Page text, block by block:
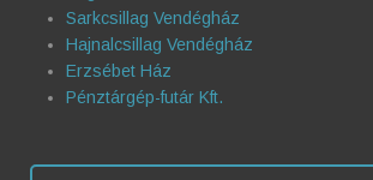
Sarkcsillag Vendégház
Hajnalcsillag Vendégház
Erzsébet Ház
Pénztárgép-futár Kft.